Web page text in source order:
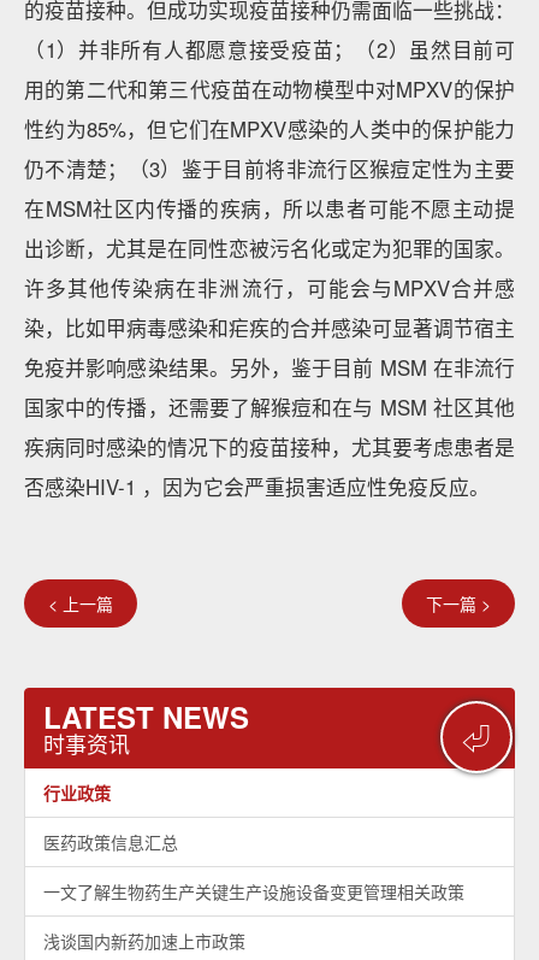
⏎
的疫苗接种。但成功实现疫苗接种仍需面临一些挑战：
（1）并非所有人都愿意接受疫苗；（2）虽然目前可
用的第二代和第三代疫苗在动物模型中对MPXV的保护
性约为85%，但它们在MPXV感染的人类中的保护能力
仍不清楚；（3）鉴于目前将非流行区猴痘定性为主要
在MSM社区内传播的疾病，所以患者可能不愿主动提
出诊断，尤其是在同性恋被污名化或定为犯罪的国家。
许多其他传染病在非洲流行，可能会与MPXV合并感
染，比如甲病毒感染和疟疾的合并感染可显著调节宿主
免疫并影响感染结果。另外，鉴于目前 MSM 在非流行
国家中的传播，还需要了解猴痘和在与 MSM 社区其他
疾病同时感染的情况下的疫苗接种，尤其要考虑患者是
否感染HIV-1 ，因为它会严重损害适应性免疫反应。
< 上一篇 下一篇 >
LATEST NEWS
时事资讯
行业政策
医药政策信息汇总
一文了解生物药生产关键生产设施设备变更管理相关政策
浅谈国内新药加速上市政策